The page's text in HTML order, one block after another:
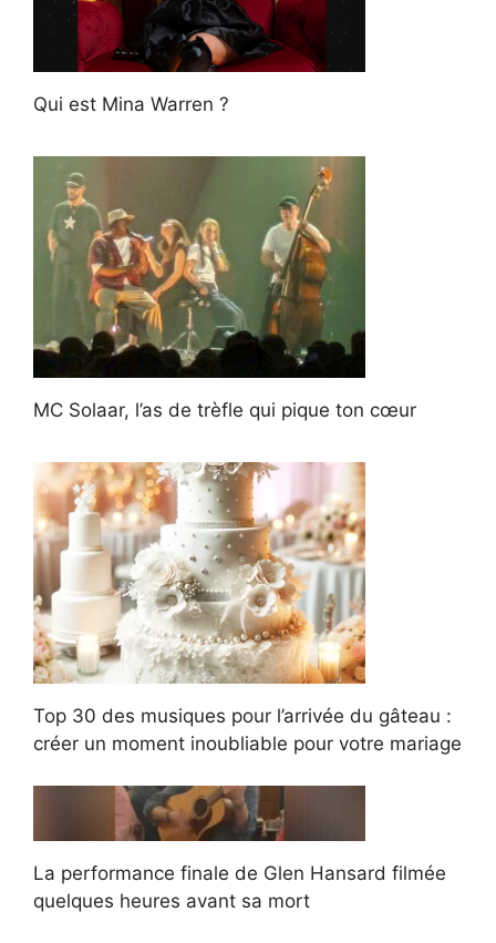
Qui est Mina Warren ?
MC Solaar, l’as de trèfle qui pique ton cœur
Top 30 des musiques pour l’arrivée du gâteau :
créer un moment inoubliable pour votre mariage
La performance finale de Glen Hansard filmée
quelques heures avant sa mort